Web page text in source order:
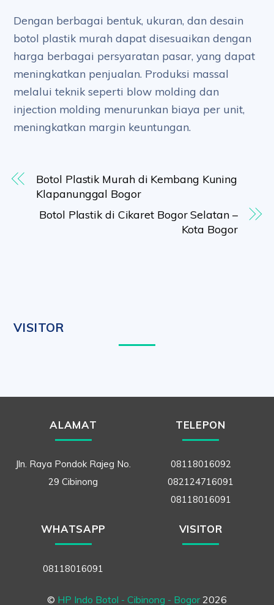
Dengan berbagai bentuk, ukuran, dan desain
botol plastik murah dapat disesuaikan dengan
harga berbagai persyaratan pasar, yang dapat
meningkatkan penjualan. Produksi massal
melalui teknik seperti blow molding dan
injection molding menurunkan biaya per unit,
meningkatkan margin keuntungan.
Botol Plastik Murah di Kembang Kuning
Klapanunggal Bogor
Botol Plastik di Cikaret Bogor Selatan –
Kota Bogor
VISITOR
ALAMAT
Jln. Raya Pondok Rajeg No.
29 Cibinong
TELEPON
08118016092
082124716091
08118016091
WHATSAPP
08118016091
VISITOR
© HP Indo Botol - Cibinong - Bogor2026